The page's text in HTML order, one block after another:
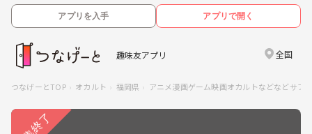
アプリを入手 アプリで開く
趣味友アプリ 全国
つなげーとTOP オカルト 福岡県 アニメ漫画ゲーム映画オカルトなどなどサブ